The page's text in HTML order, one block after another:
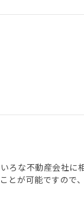
ろな不動産会社に
とが可能ですので